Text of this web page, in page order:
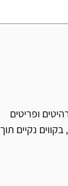
ופריטים
נקיים תוך